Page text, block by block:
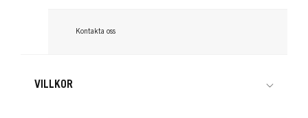
Kontakta oss
VILLKOR